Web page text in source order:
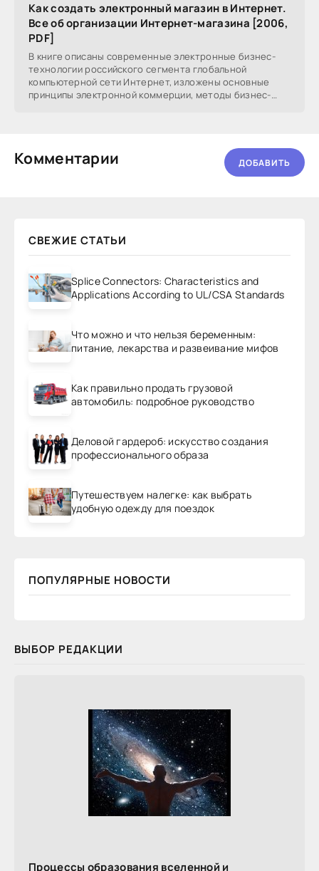
Как создать электронный магазин в Интернет.
Все об организации Интернет-магазина [2006,
PDF]
В книге описаны современные электронные бизнес-
технологии российского сегмента глобальной
компьютерной сети Интернет, изложены основные
принципы электронной коммерции, методы бизнес-
Комментарии ДОБАВИТЬ
СВЕЖИЕ СТАТЬИ
Splice Connectors: Characteristics and
Applications According to UL/CSA Standards
Что можно и что нельзя беременным:
питание, лекарства и развеивание мифов
Как правильно продать грузовой
автомобиль: подробное руководство
Деловой гардероб: искусство создания
профессионального образа
Путешествуем налегке: как выбрать
удобную одежду для поездок
ПОПУЛЯРНЫЕ НОВОСТИ
ВЫБОР РЕДАКЦИИ
Процессы образования вселенной и